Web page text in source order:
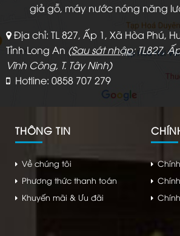
giả gỗ, máy nước nóng năng
Địa chỉ: TL 827, Ấp 1, Xã Hòa Phú,
Tỉnh Long An (Sau sát nhập: TL827,
Vĩnh Công, T. Tây Ninh)
Hotline: 0858 707 279
THÔNG TIN
Về chúng tôi
Phương thức thanh toán
Khuyến mãi & Ưu đãi